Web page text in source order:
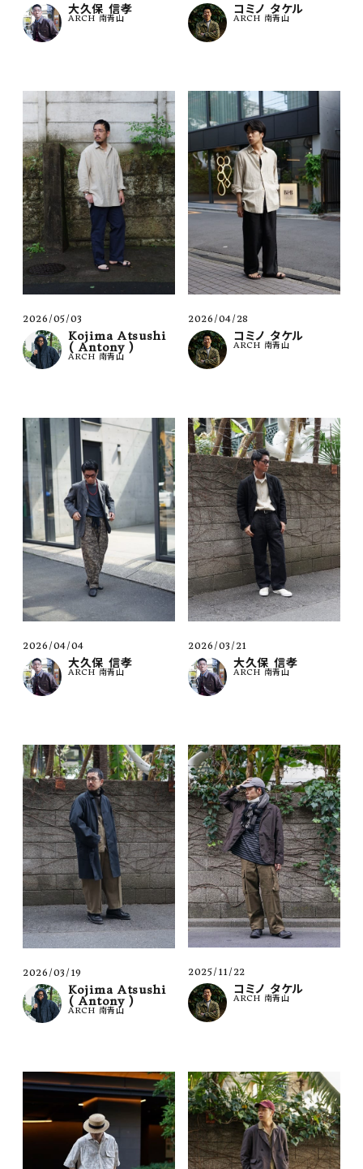
meeting_room ログイン 会員登録
大久保 信孝
ARCH 南青山
コミノ タケル
ARCH 南青山
2026/05/03
Kojima Atsushi
( Antony )
ARCH 南青山
2026/04/28
コミノ タケル
ARCH 南青山
2026/04/04
大久保 信孝
ARCH 南青山
2026/03/21
大久保 信孝
ARCH 南青山
2026/03/19
Kojima Atsushi
( Antony )
ARCH 南青山
2025/11/22
コミノ タケル
ARCH 南青山